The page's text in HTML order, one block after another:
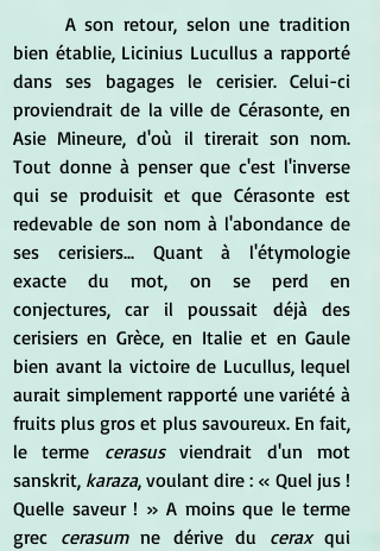
bien établie, Licinius Lucullus a rapporté
dans ses bagages le cerisier. Celui-ci
proviendrait de la ville de Cérasonte, en
Asie Mineure, d'où il tirerait son nom.
Tout donne à penser que c'est l'inverse
qui se produisit et que Cérasonte est
redevable de son nom à l'abondance de
ses cerisiers... Quant à l'étymologie
exacte du mot, on se perd en
conjectures, car il poussait déjà des
cerisiers en Grèce, en Italie et en Gaule
bien avant la victoire de Lucullus, lequel
aurait simplement rapporté une variété à
fruits plus gros et plus savoureux. En fait,
le terme cerasus viendrait d'un mot
sanskrit, karaza, voulant dire : « Quel jus !
Quelle saveur ! » A moins que le terme
grec cerasum ne dérive du cerax qui